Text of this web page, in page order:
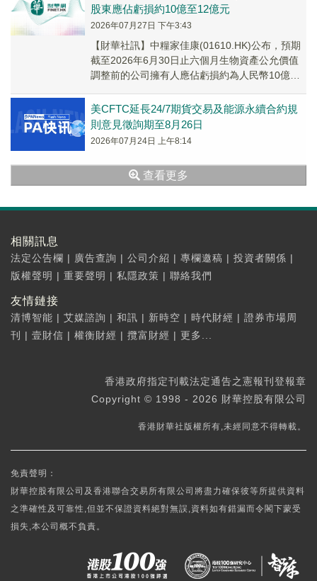
股東應佔虧損約10億至12億元
2026年07月27日 下午3:43
【財華社訊】中糧家佳康(01610.HK)公布，預期
截至2026年6月30日止六個月生物資產公允價值
調整前的公司擁有人應佔虧損約為人民幣10億元
美CFTC延長24/7期貨交易及能源永續合約規
則意見徵詢期至8月26日
2026年07月24日 上午8:14
查看更多
相關訊息
法定公告欄 | 廣告查詢 | 公司介紹 | 專欄邀稿 | 投資者關係 |
版權聲明 | 重要聲明 | 私隱政策 | 聯絡我們
友情鏈接
清博智能 | 艾媒諮詢 | 和訊 | 新時空 | 時代財經 | 證券市場周
刊
| 壹財信 | 權衡財經 | 攬富財經 | 更多...
香港政府指定刊載法定通告之憲報刊登報章
Copyright © 1998 - 2026 財華控股有限公司
香港財華社版權所有,未經同意不得轉載。
免責聲明：
財華控股有限公司及香港聯合交易所有限公司將盡力確保彼等所提供資料
之準確性及可靠性,但並不保證資料絕對無誤,資料如有錯漏而令閣下蒙受
損失,本公司概不負責。